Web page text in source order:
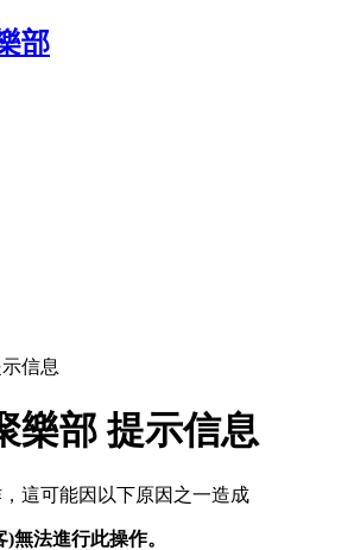
信息
樂部 提示信息
這可能因以下原因之一造成
無法進行此操作。